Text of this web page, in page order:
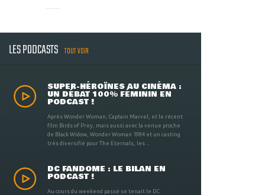
LES PODCASTS TOUT VOIR
SUPER-HÉROÏNES AU CINÉMA :
UN DÉBAT 100% FÉMININ EN
PODCAST !
Après Wonder Woman, Captain Marvel, et le récent
film Birds of Prey, mais aussi avec la venue proche
de Black Widow, Wonder Woman 1984 et un casting
très diversifié pour The Eternals, les ...
DC FANDOME : LE BILAN EN
PODCAST !
Au cours du weekend passé se tenait le DC